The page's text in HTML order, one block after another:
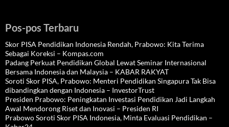
Pos-pos Terbaru
Skor PISA Pendidikan Indonesia Rendah, Prabowo: Kita Terima
Sebagai Koreksi – Kompas.com
Padang Perkuat Pendidikan Global Lewat Seminar Internasional
Bersama Indonesia dan Malaysia – KABAR RAKYAT
Soroti Skor PISA, Prabowo: Menteri Pendidikan Singapura Tak Bisa
dibandingkan dengan Indonesia – InvestorTrust
Presiden Prabowo: Peningkatan Investasi Pendidikan Jadi Langkah
Awal Mendorong Riset dan Inovasi – Presiden RI
Prabowo Soroti Skor PISA Indonesia, Minta Evaluasi Pendidikan –